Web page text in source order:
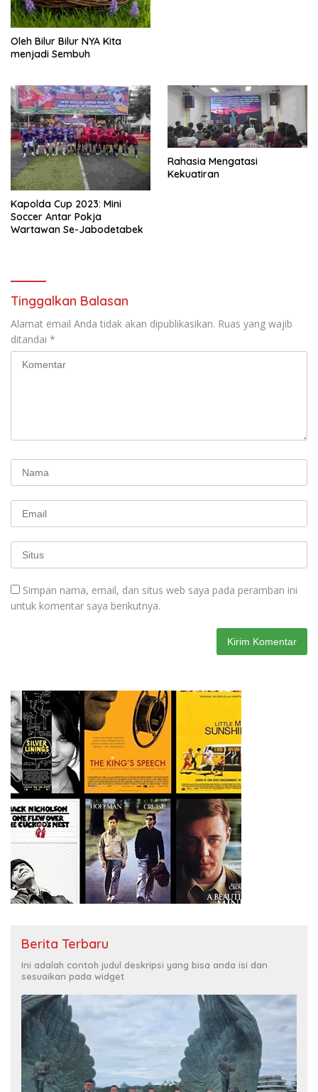
Oleh Bilur Bilur NYA Kita
menjadi Sembuh
Kapolda Cup 2023: Mini
Soccer Antar Pokja
Wartawan Se-Jabodetabek
Rahasia Mengatasi
Kekuatiran
Tinggalkan Balasan
Alamat email Anda tidak akan dipublikasikan. Ruas yang wajib
ditandai *
Simpan nama, email, dan situs web saya pada peramban ini
untuk komentar saya berikutnya.
Berita Terbaru
Ini adalah contoh judul deskripsi yang bisa anda isi dan
sesuaikan pada widget